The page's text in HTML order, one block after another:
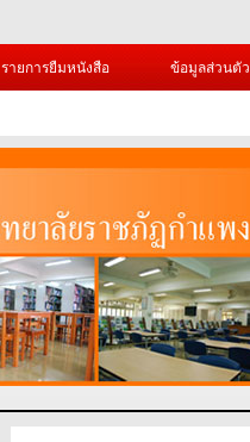
รายการยืมหนังสือ ข้อมูลส่วนตัว